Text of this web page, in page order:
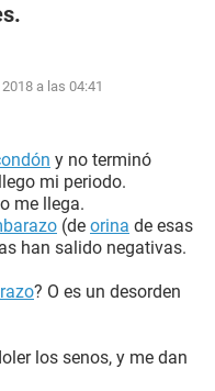
a las 04:41
y no terminó
mi periodo.
me llega.
(de orina de esas
han salido negativas.
? O es un desorden
los senos, y me dan